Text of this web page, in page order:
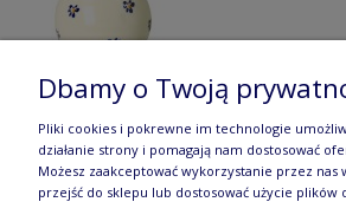
PÓŁMISEK DŁ. 35,4 CM
Dbamy o Twoją
Pliki cookies i pokrewne im technologie
działanie strony i pomagają nam dostosować
Możesz zaakceptować wykorzystanie przez nas
przejść do sklepu lub dostosować użycie